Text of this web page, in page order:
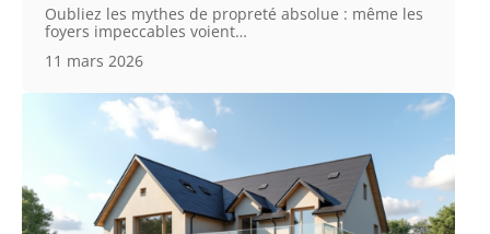
Oubliez les mythes de propreté absolue : même les
foyers impeccables voient…
11 mars 2026